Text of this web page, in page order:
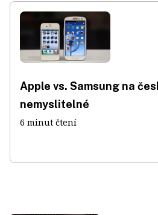
Apple vs. Samsung na
nemyslitelné
6 minut čtení